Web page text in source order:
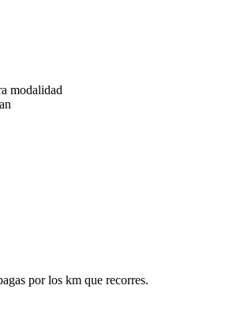
modalidad
por los km que recorres.